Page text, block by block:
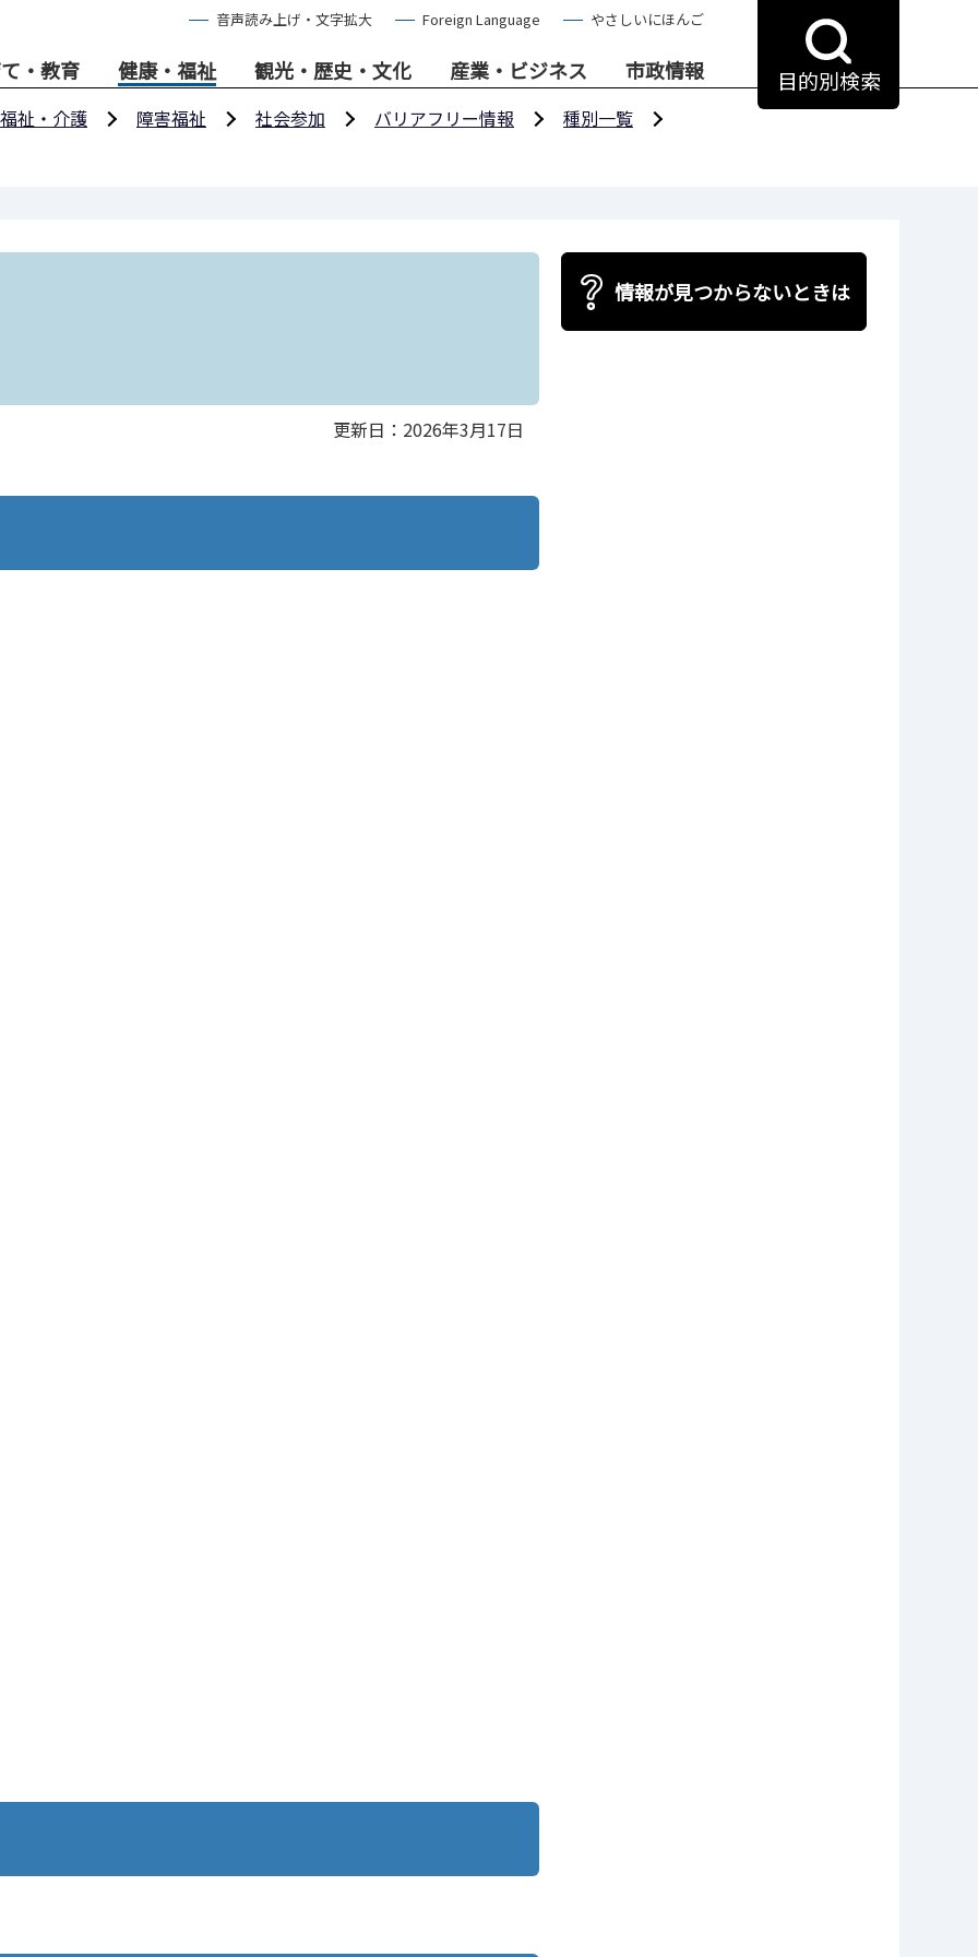
音声読み上げ・文字拡大 Foreign Language やさしいにほんご
・教育 健康・福祉 観光・歴史・文化 産業・ビジネス 市政情報 目的別検索
福祉・介護 障害福祉 社会参加 バリアフリー情報 種別一覧
更新日：2026年3月17日
情報が見つからないときは